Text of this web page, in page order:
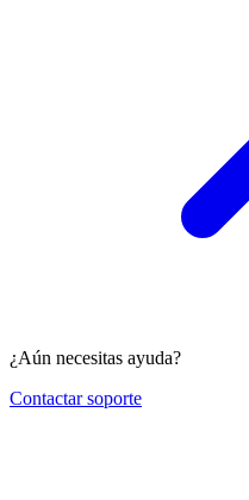
¿Aún necesitas ayuda?
Contactar soporte